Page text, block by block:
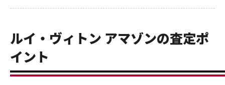
ルイ・ヴィトン アマゾンの査定ポ
イント